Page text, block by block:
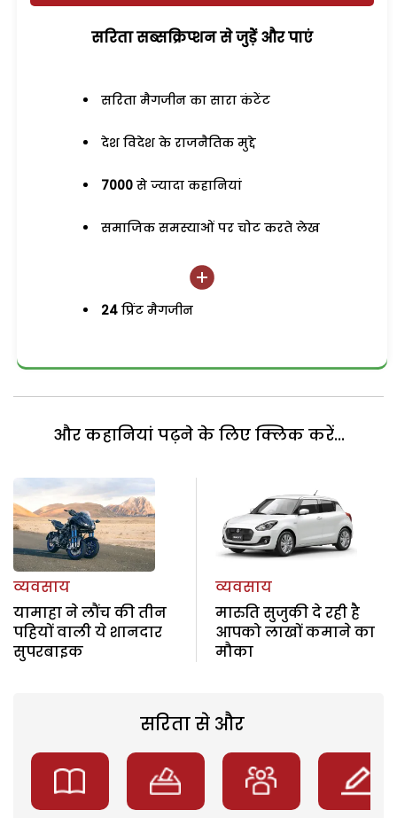
सरिता सब्सक्रिप्शन से जुड़ेें और पाएं
सरिता मैगजीन का सारा कंटेंट
देश विदेश के राजनैतिक मुद्दे
7000 से ज्यादा कहानियां
समाजिक समस्याओं पर चोट करते लेख
24 प्रिंट मैगजीन
और कहानियां पढ़ने के लिए क्लिक करें...
व्यवसाय
यामाहा ने लौंच की तीन
पहियों वाली ये शानदार
सुपरबाइक
व्यवसाय
मारुति सुजुकी दे रही है
आपको लाखों कमाने का
मौका
सरिता से और